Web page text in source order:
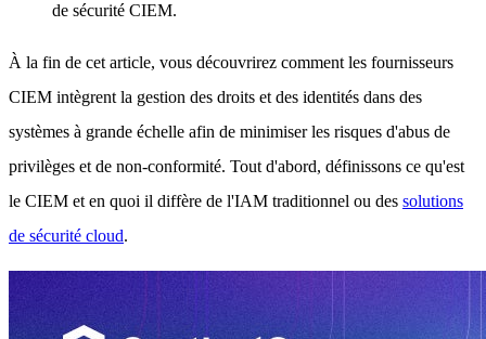
de sécurité CIEM.
À la fin de cet article, vous découvrirez comment les fournisseurs
CIEM intègrent la gestion des droits et des identités dans des
systèmes à grande échelle afin de minimiser les risques d'abus de
privilèges et de non-conformité. Tout d'abord, définissons ce qu'est
le CIEM et en quoi il diffère de l'IAM traditionnel ou des solutions
de sécurité cloud.